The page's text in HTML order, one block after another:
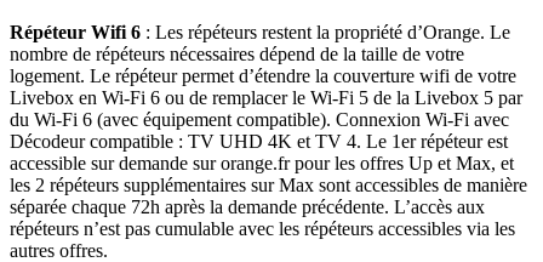
Répéteur Wifi 6 : Les répéteurs restent la propriété d’Orange. Le
nombre de répéteurs nécessaires dépend de la taille de votre
logement. Le répéteur permet d’étendre la couverture wifi de votre
Livebox en Wi-Fi 6 ou de remplacer le Wi-Fi 5 de la Livebox 5 par
du Wi-Fi 6 (avec équipement compatible). Connexion Wi-Fi avec
Décodeur compatible : TV UHD 4K et TV 4. Le 1er répéteur est
accessible sur demande sur orange.fr pour les offres Up et Max, et
les 2 répéteurs supplémentaires sur Max sont accessibles de manière
séparée chaque 72h après la demande précédente. L’accès aux
répéteurs n’est pas cumulable avec les répéteurs accessibles via les
autres offres.